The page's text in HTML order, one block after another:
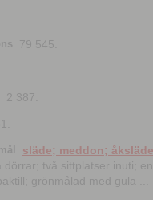
79 545.
2 387.
släde; meddon; åksläde
två sittplatser inuti; en
grönmålad med gula ...